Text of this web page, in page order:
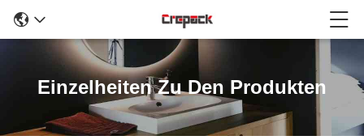
Einzelheiten Zu Den Produkten